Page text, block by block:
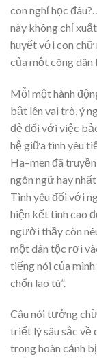
con nghỉ học
này không chỉ
huyết với con chữ
của một công
Mỗi một hành
bật lên vai trò, ý
đẻ đối với việc
hệ giữa tình yêu
Ha–men đã
ngôn ngữ hay
Tình yêu đối với
hiện kết tinh cao
người thầy còn
một dân tộc rơi
tiếng nói của
chốn lao tù”.
Câu nói tưởng
triết lý sâu sắc về
trong hoàn cảnh